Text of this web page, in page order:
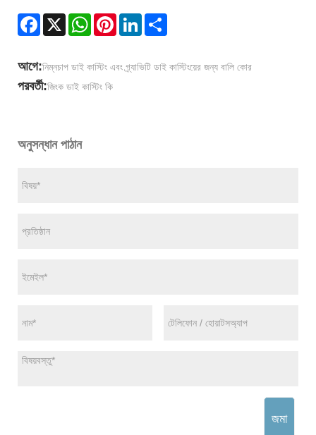
Facebook
X WhatsAppPinterestLinkedIn
আগে:নিম্নচাপ ডাই কাস্টিং এবং গ্র্যাভিটি ডাই কাস্টিংয়ের জন্য বালি কোর
পরবর্তী:জিংক ডাই কাস্টিং কি
অনুসন্ধান পাঠান
জমা